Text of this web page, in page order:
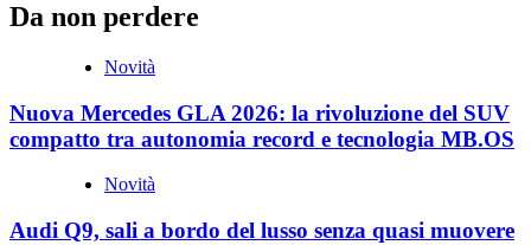
Da non perdere
Novità
Nuova Mercedes GLA 2026: la rivoluzione del SUV
compatto tra autonomia record e tecnologia MB.OS
Novità
Audi Q9, sali a bordo del lusso senza quasi muovere